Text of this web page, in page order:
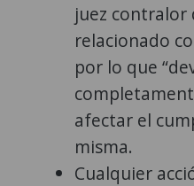
juez contralor
relacionado
por lo que
afectar el
misma.
Cualquier